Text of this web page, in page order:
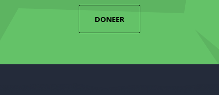
DONEER